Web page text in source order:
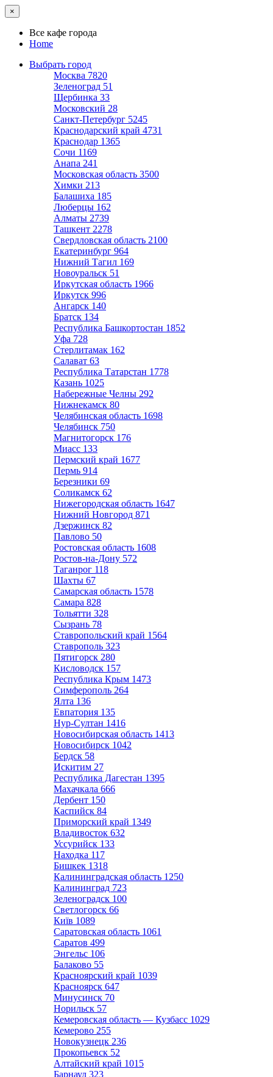
×
Все кафе города
Home
Выбрать город
Москва 7820
Зеленоград 51
Щербинка 33
Московский 28
Санкт-Петербург 5245
Краснодарский край 4731
Краснодар 1365
Сочи 1169
Анапа 241
Московская область 3500
Химки 213
Балашиха 185
Люберцы 162
Алматы 2739
Ташкент 2278
Свердловская область 2100
Екатеринбург 964
Нижний Тагил 169
Новоуральск 51
Иркутская область 1966
Иркутск 996
Ангарск 140
Братск 134
Республика Башкортостан 1852
Уфа 728
Стерлитамак 162
Салават 63
Республика Татарстан 1778
Казань 1025
Набережные Челны 292
Нижнекамск 80
Челябинская область 1698
Челябинск 750
Магнитогорск 176
Миасс 133
Пермский край 1677
Пермь 914
Березники 69
Соликамск 62
Нижегородская область 1647
Нижний Новгород 871
Дзержинск 82
Павлово 50
Ростовская область 1608
Ростов-на-Дону 572
Таганрог 118
Шахты 67
Самарская область 1578
Самара 828
Тольятти 328
Сызрань 78
Ставропольский край 1564
Ставрополь 323
Пятигорск 280
Кисловодск 157
Республика Крым 1473
Симферополь 264
Ялта 136
Евпатория 135
Нур-Султан 1416
Новосибирская область 1413
Новосибирск 1042
Бердск 58
Искитим 27
Республика Дагестан 1395
Махачкала 666
Дербент 150
Каспийск 84
Приморский край 1349
Владивосток 632
Уссурийск 133
Находка 117
Бишкек 1318
Калининградская область 1250
Калининград 723
Зеленоградск 100
Светлогорск 66
Київ 1089
Саратовская область 1061
Саратов 499
Энгельс 106
Балаково 55
Красноярский край 1039
Красноярск 647
Минусинск 70
Норильск 57
Кемеровская область — Кузбасс 1029
Кемерово 255
Новокузнецк 236
Прокопьевск 52
Алтайский край 1015
Барнаул 323